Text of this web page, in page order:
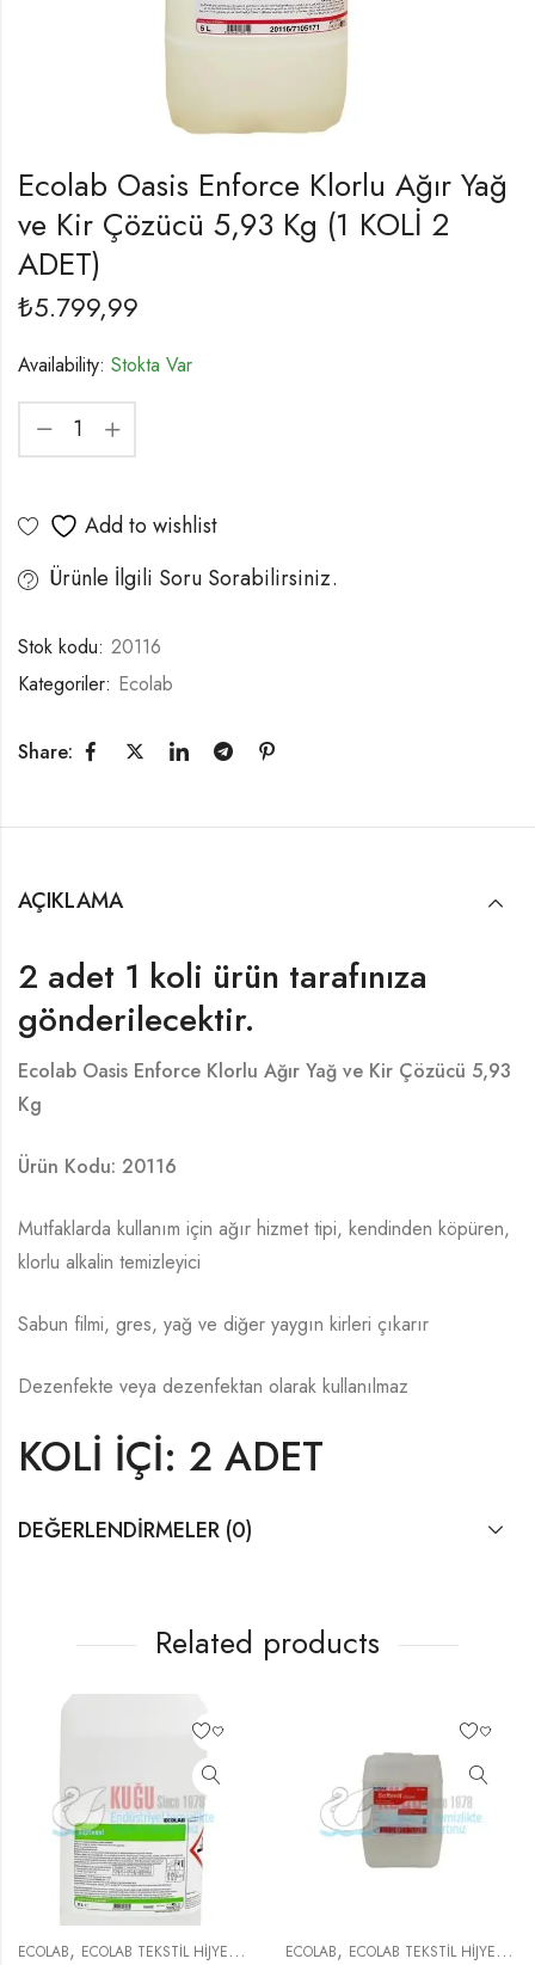
Ecolab Oasis Enforce Klorlu Ağır Yağ
ve Kir Çözücü 5,93 Kg (1 KOLİ 2
ADET)
₺5.799,99
Availability: Stokta Var
Add to wishlist
Ürünle İlgili Soru Sorabilirsiniz.
Stok kodu: 20116
Kategoriler: Ecolab
Share:
AÇIKLAMA
2 adet 1 koli ürün tarafınıza
gönderilecektir.
Ecolab Oasis Enforce Klorlu Ağır Yağ ve Kir Çözücü 5,93
Kg
Ürün Kodu: 20116
Mutfaklarda kullanım için ağır hizmet tipi, kendinden köpüren,
klorlu alkalin temizleyici
Sabun filmi, gres, yağ ve diğer yaygın kirleri çıkarır
Dezenfekte veya dezenfektan olarak kullanılmaz
KOLİ İÇİ: 2 ADET
DEĞERLENDIRMELER (0)
Related products
ECOLAB, ECOLAB TEKSTİL HİJYENİ , YIKAMA KATKILARI
ECOLAB, ECOLAB TEKSTİL HİJYENİ ,